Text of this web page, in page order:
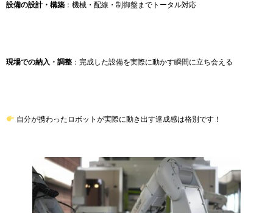
設備の設計・構築 ：機械・配線・制御盤までトータル対応
現場での納入・調整 ：完成した設備を実際に動かす瞬間に立ち会える
自分が携わったロボットが実際に動き出す達成感は格別です！